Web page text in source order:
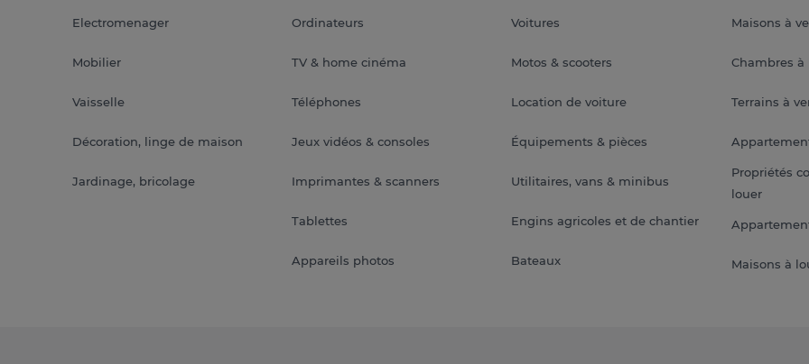
Electromenager
Mobilier
Vaisselle
Décoration, linge de maison
Jardinage, bricolage
Ordinateurs
TV & home cinéma
Téléphones
Jeux vidéos & consoles
Imprimantes & scanners
Tablettes
Appareils photos
Voitures
Motos & scooters
Location de voiture
Équipements & pièces
Utilitaires, vans & minibus
Engins agricoles et de chantier
Bateaux
Maisons à
Chambres à
Terrains à
Propriétés
louer
Maisons à